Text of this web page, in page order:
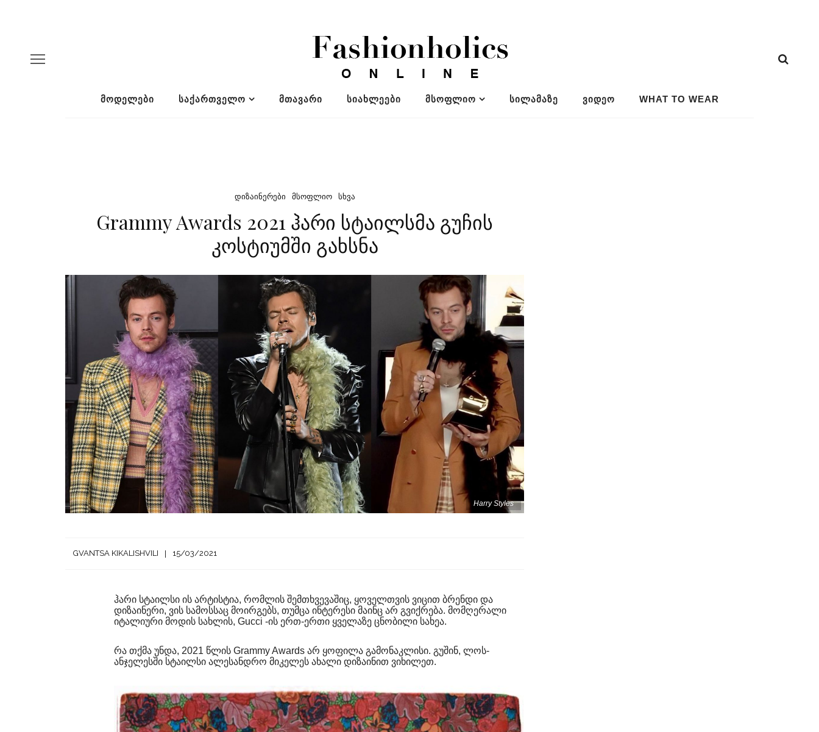
ᲛᲝᲓᲔᲚᲔᲑᲘ ᲡᲐᲥᲐᲠᲗᲕᲔᲚᲝ ᲛᲗᲐᲕᲐᲠᲘ ᲡᲘᲐᲮᲚᲔᲔᲑᲘ ᲛᲡᲝᲤᲚᲘᲝ ᲡᲘᲚᲐᲛᲐᲖᲔ ᲕᲘᲓᲔᲝ WHAT TO WEAR
ᲓᲘᲖᲐᲘᲜᲔᲠᲔᲑᲘ ᲛᲡᲝᲤᲚᲘᲝ ᲡᲮᲕᲐ
Grammy Awards 2021 ჰარი სტაილსმა გუჩის
კოსტიუმში გახსნა
Harry Styles
GVANTSA KIKALISHVILI 15/03/2021
ჰარი სტაილსი ის არტისტია, რომლის შემთხვევაშიც, ყოველთვის ვიცით ბრენდი და
დიზაინერი, ვის სამოსსაც მოირგებს, თუმცა ინტერესი მაინც არ გვიქრება. მომღერალი
იტალიური მოდის სახლის, Gucci -ის ერთ-ერთი ყველაზე ცნობილი სახეა.
რა თქმა უნდა, 2021 წლის Grammy Awards არ ყოფილა გამონაკლისი. გუშინ, ლოს-
ანჯელესში სტაილსი ალესანდრო მიკელეს ახალი დიზაინით ვიხილეთ.